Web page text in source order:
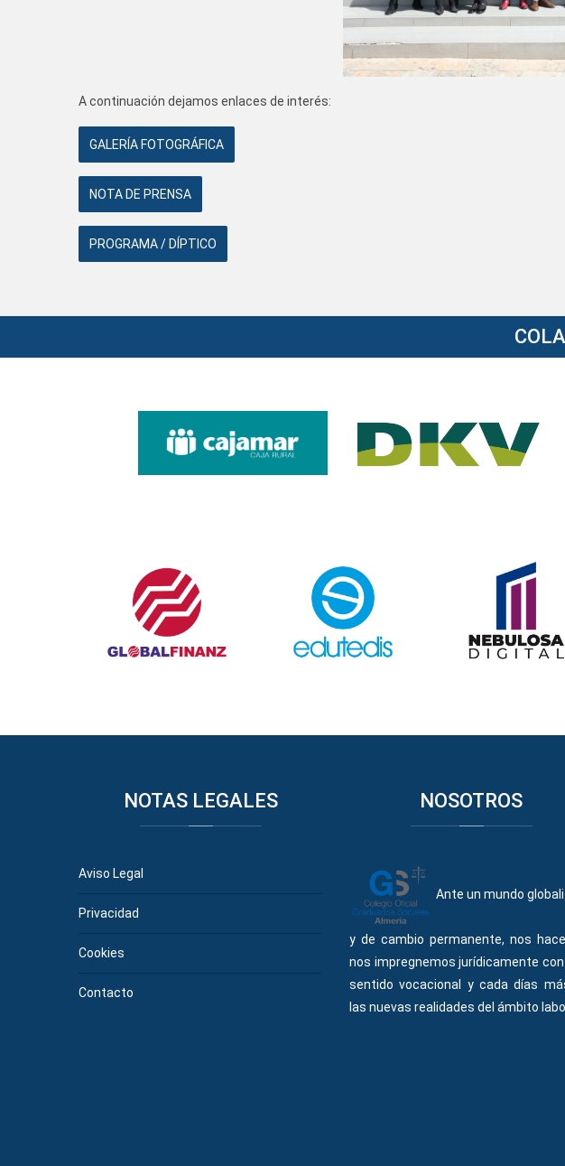
A continuación dejamos enlaces de interés:
GALERÍA FOTOGRÁFICA
NOTA DE PRENSA
PROGRAMA / DÍPTICO
NOTASLEGALES
Aviso Legal
Privacidad
Cookies
Contacto
NOSOTROS
Ante un mundo
y de cambio permanente, nos
nos impregnemos jurídicamente con
sentido vocacional y cada días
las nuevas realidades del ámbito